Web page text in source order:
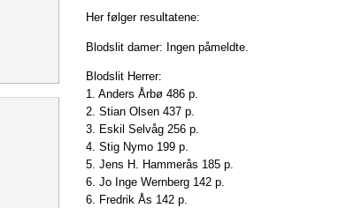
Her følger resultatene:
Blodslit damer: Ingen påmeldte.
Blodslit Herrer:
1. Anders Årbø 486 p.
2. Stian Olsen 437 p.
3. Eskil Selvåg 256 p.
4. Stig Nymo 199 p.
5. Jens H. Hammerås 185 p.
6. Jo Inge Wernberg 142 p.
6. Fredrik Ås 142 p.